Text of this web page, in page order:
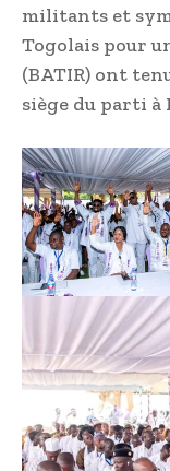
militants et
Togolais pour
(BATIR) ont
siège du parti à